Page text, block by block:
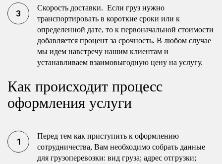
Скорость доставки. Если груз нужно
транспортировать в короткие сроки или к
определенной дате, то к первоначальной стоимости
добавляется процент за срочность. В любом случае
мы идем навстречу нашим клиентам и
устанавливаем взаимовыгодную цену на услугу.
Как происходит процесс
оформления услуги
Перед тем как приступить к оформлению
сотрудничества, Вам необходимо собрать данные
для грузоперевозки: вид груза; адрес отгрузки;